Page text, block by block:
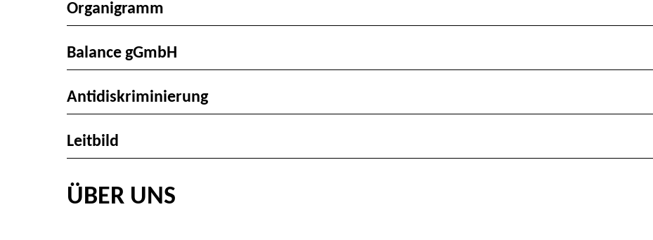
Organigramm
Balance gGmbH
Antidiskriminierung
Leitbild
ÜBER UNS